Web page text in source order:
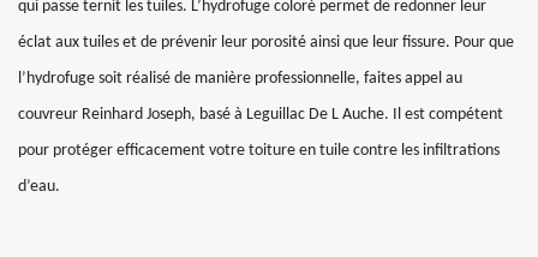
qui passe ternit les tuiles. L’hydrofuge coloré permet de redonner leur
éclat aux tuiles et de prévenir leur porosité ainsi que leur fissure. Pour que
l’hydrofuge soit réalisé de manière professionnelle, faites appel au
couvreur Reinhard Joseph, basé à Leguillac De L Auche. Il est compétent
pour protéger efficacement votre toiture en tuile contre les infiltrations
d’eau.